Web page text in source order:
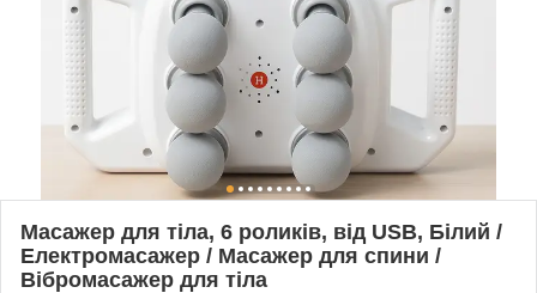
Масажер для тіла, 6 роликів, від USB, Білий /
Електромасажер / Масажер для спини /
Вібромасажер для тіла